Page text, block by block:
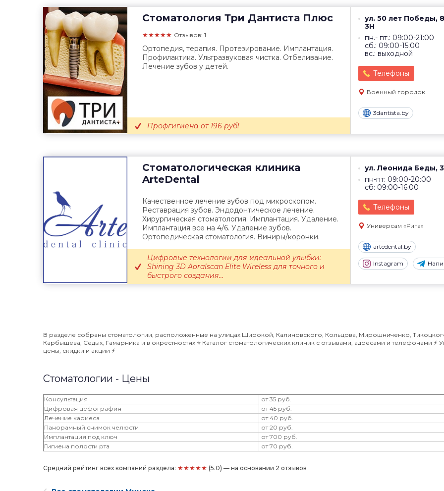
Стоматология Три Дантиста Плюс
★★★★★ Отзывов: 1
ул. 50 лет Победы,
3Н
пн.- пт.: 09:00-21:00
сб.: 09:00-15:00
вс.: выходной
Телефоны
Военный городок
3dantista.by
Ортопедия, терапия. Протезирование. Имплантация.
Профилактика. Ультразвуковая чистка. Отбеливание.
Лечение зубов у детей.
Профгигиена от 196 руб!
Стоматологическая клиника
ArteDental
ул. Леонида Беды,
пн-пт: 09:00-20:00
сб: 09:00-16:00
Телефоны
Универсам «Рига»
artedental.by
Instagram
Качественное лечение зубов под микроскопом.
Реставрация зубов. Эндодонтическое лечение.
Хирургическая стоматология. Имплантация. Удаление.
Имплантация все на 4/6. Удаление зубов.
Ортопедическая стоматология. Виниры/коронки.
Цифровые технологии для идеальной улыбки:
Shining 3D Aoralscan Elite Wireless для точного и
быстрого создания...
В разделе собраны стоматологии, расположенные на улицах Широкой, Калиновского, Кольцова, Мирошниченко,
Карбышева, Седых, Гамарника и в окрестностях ⭐️ Каталог стоматологических клиник с отзывами, адресами и телефонами ⚡️
цены, скидки и акции ⚡️
Стоматологии - Цены
Консультация
от 35 руб.
Цифровая цефография
от 45 руб.
Лечение кариеса
от 40 руб.
Панорамный снимок челюсти
от 20 руб.
Имплантация под ключ
от 700 руб.
Гигиена полости рта
от 70 руб.
Средний рейтинг всех компаний раздела: ★★★★★ (5.0) — на основании 2 отзывов